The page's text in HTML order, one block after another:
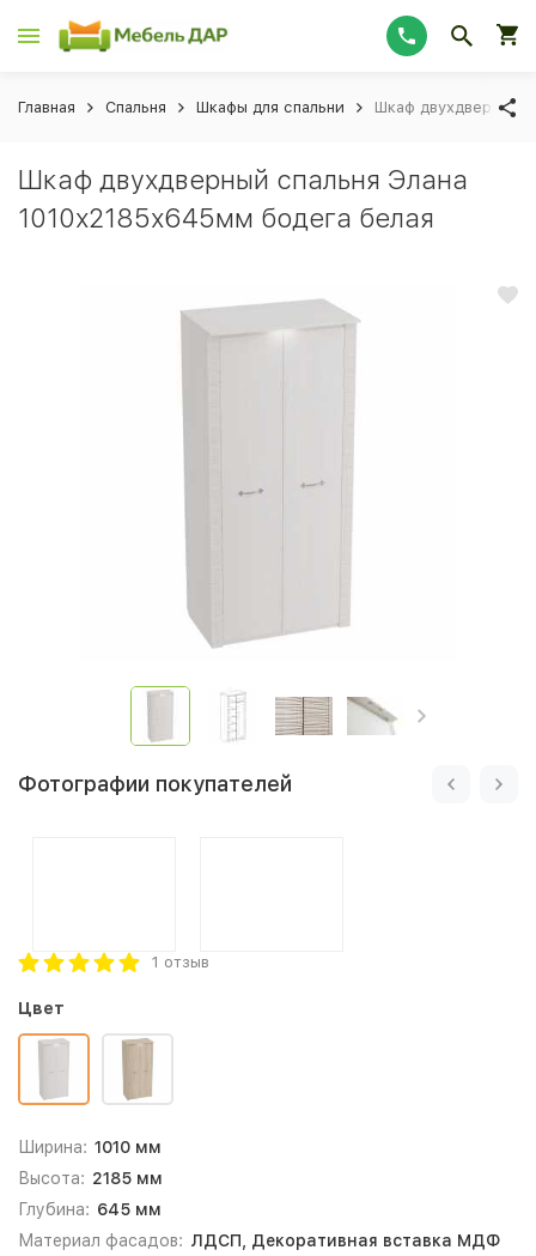
Главная Спальня Шкафы для спальни Шкаф двухдверный
Шкаф двухдверный спальня Элана
1010х2185х645мм бодега белая
Фотографии покупателей
1 отзыв
Цвет
Ширина: 1010 мм
Высота: 2185 мм
Глубина: 645 мм
Материал фасадов: ЛДСП, Декоративная вставка МДФ